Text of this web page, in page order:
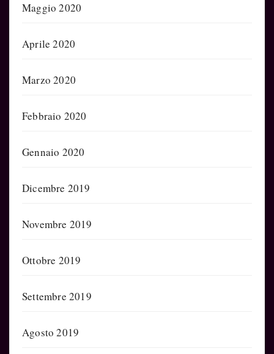
Maggio 2020
Aprile 2020
Marzo 2020
Febbraio 2020
Gennaio 2020
Dicembre 2019
Novembre 2019
Ottobre 2019
Settembre 2019
Agosto 2019